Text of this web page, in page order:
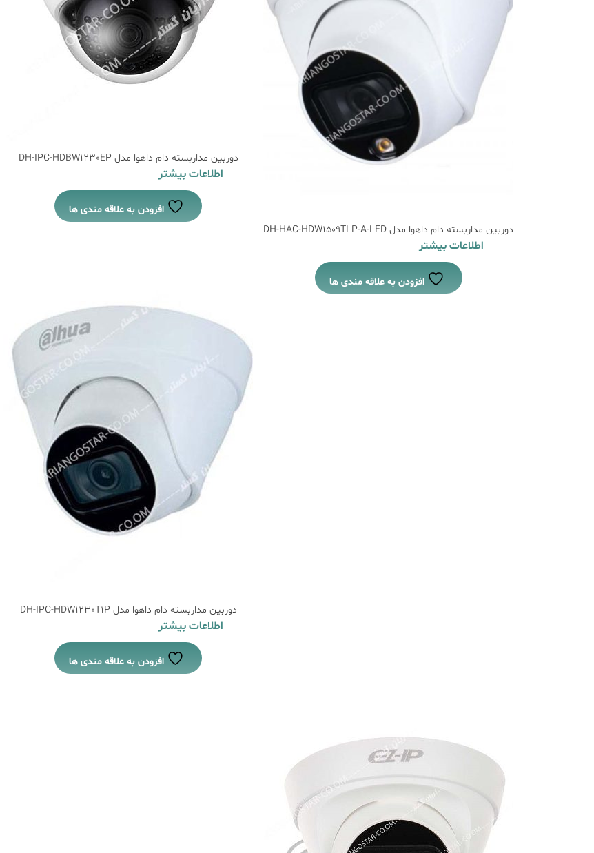
دوربین مداربسته دام داهوا مدل DH-HAC-HDW1509TLP-A-LED
اطلاعات بیشتر
افزودن به علاقه مندی ها
دوربین مداربسته دام داهوا مدل DH-IPC-HDBW1230EP
اطلاعات بیشتر
افزودن به علاقه مندی ها
دوربین مداربسته دام داهوا مدل DH-IPC-HDW1230T1P
اطلاعات بیشتر
افزودن به علاقه مندی ها